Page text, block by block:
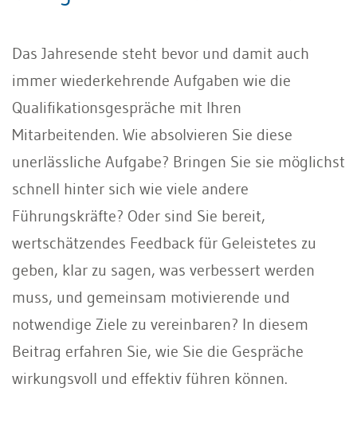
Das Jahresende steht bevor und damit auch
immer wiederkehrende Aufgaben wie die
Qualifikationsgespräche mit Ihren
Mitarbeitenden. Wie absolvieren Sie diese
unerlässliche Aufgabe? Bringen Sie sie möglichst
schnell hinter sich wie viele andere
Führungskräfte? Oder sind Sie bereit,
wertschätzendes Feedback für Geleistetes zu
geben, klar zu sagen, was verbessert werden
muss, und gemeinsam motivierende und
notwendige Ziele zu vereinbaren? In diesem
Beitrag erfahren Sie, wie Sie die Gespräche
wirkungsvoll und effektiv führen können.